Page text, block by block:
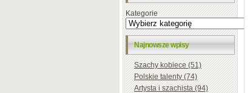
Kategorie
Najnowsze wpisy
Szachy kobiece (51)
Polskie talenty (74)
Artysta i szachista (94)